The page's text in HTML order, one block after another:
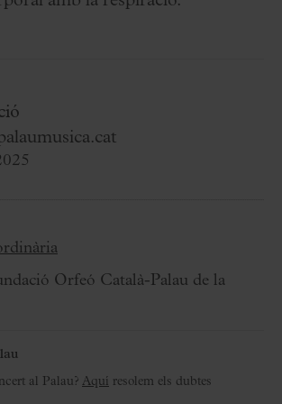
Orfeó Català-Palau de la
al Palau? Aquí resolem els dubtes